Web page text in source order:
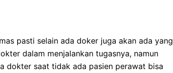
pasti selain ada doker juga akan ada yang
dalam menjalankan tugasnya, namun
dokter saat tidak ada pasien perawat bisa